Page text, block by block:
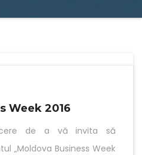
Week 2016
de a vă invita să
„Moldova Business Week